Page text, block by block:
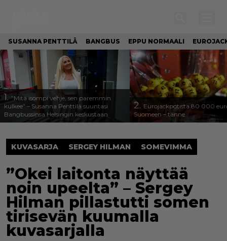
SUSANNA PENTTILÄ BANGBUS EPPU NORMAALI
1.”Mitä isompi vehje, sen paremmin
kulkee” – Susanna Penttilä suuntasi
Bangbussinsa Helsingin keskustaan
2. Eurojackpotista 80 000
Suomeen – tänne
KUVASARJA SERGEY HILMAN SOMEVIMMA
”Okei laitonta näyttää
noin upeelta” – Sergey
Hilman pillastutti somen
tirisevän kuumalla
kuvasarjalla